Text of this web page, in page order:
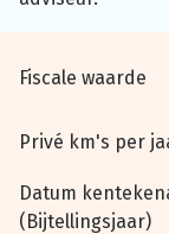
Fiscale waarde
Privé km's per
Datum
(Bijtellingsjaar)